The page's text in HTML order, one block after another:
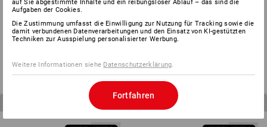
HERREN-SET: Bundhose +
Short e.s.motion
(m. MwSt.)
KINDER-SET: Bundhose + Short
e.s.motion
(m. MwSt.)
Artikel im Set 3
auf Sie abgestimmte Inhalte und ein reibungsloser Ablauf – das sind die
Aufgaben der Cookies.
Die Zustimmung umfasst die Einwilligung zur Nutzung für Tracking sowie die
damit verbundenen Datenverarbeitungen und den Einsatz von KI-gestützten
Techniken zur Ausspielung personalisierter Werbung.
Weitere Informationen siehe Datenschutzerklärung.
Fortfahren